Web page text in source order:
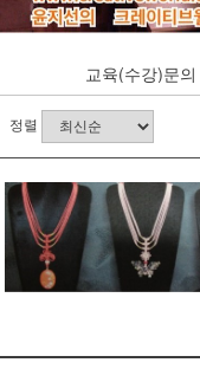
교육(수강)문의
정렬